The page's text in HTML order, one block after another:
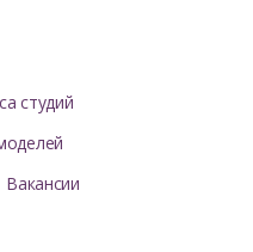
студий
Вакансии